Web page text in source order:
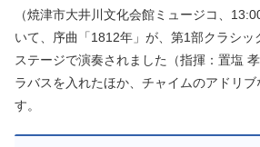
（焼津市大井川文化会館ミュージコ、
いて、序曲「1812年」が、第1部クラシッ
ステージで演奏されました（指揮：置塩
ラバスを入れたほか、チャイムのアドリブ
す。